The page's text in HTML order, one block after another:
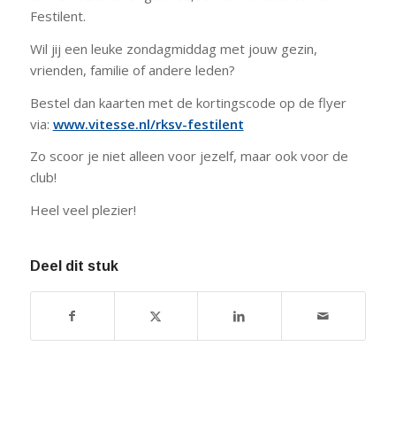
Festilent.
Wil jij een leuke zondagmiddag met jouw gezin,
vrienden, familie of andere leden?
Bestel dan kaarten met de kortingscode op de flyer
via: www.vitesse.nl/rksv-festilent
Zo scoor je niet alleen voor jezelf, maar ook voor de
club!
Heel veel plezier!
Deel dit stuk